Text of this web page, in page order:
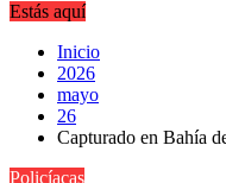
Estás aquí
Inicio
2026
mayo
26
Capturado en Bahía
Policíacas